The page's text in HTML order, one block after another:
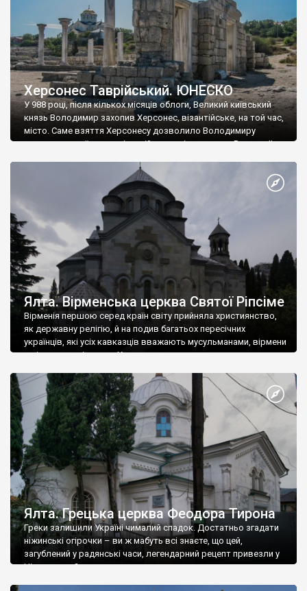
Херсонес Таврійський. ЮНЕСКО
У 988 році, після кількох місяців облоги, Великий київський
князь Володимир захопив Херсонес, візантійське, на той час,
місто. Саме взяття Херсонесу дозволило Володимиру
диктувати свої умови візантійському імператору Василю ІІ, та
Херсонесі Володимир-язичник, став Василем-християнином.
А потім було Хрещення Русі. На честь Херсонесу Таврійського
Ялта. Вірменська церква Святої Ріпсіме
Вірменія першою серед країн світу прийняла християнство,
як державну релігію, й на подив багатьох пересічних
українців, які усіх кавказців вважають мусульманами, вірмени
є відданими вірянами Христа
Ялта. Грецька церква Феодора Тирона
Греки залишили Україні чималий спадок. Достатньо згадати
ніжинські огірочки – ви ж мабуть всі знаєте, що цей,
загублений у радянські часи, легендарний рецепт привезли у
Ніжин греки?